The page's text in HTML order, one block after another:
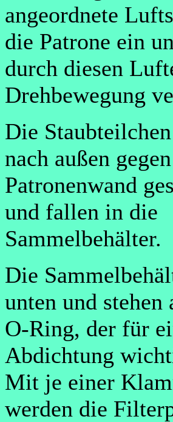
angeordnete
die Patrone ein
durch diesen
Drehbewegung
Die
nach außen
Patronenwand
und fallen in die
Sammelbehälter.
Die
unten und stehen
O-Ring, der für
Abdichtung
Mit je einer
werden die